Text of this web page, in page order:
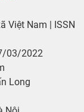
Việt Nam | ISSN
03/2022
Long